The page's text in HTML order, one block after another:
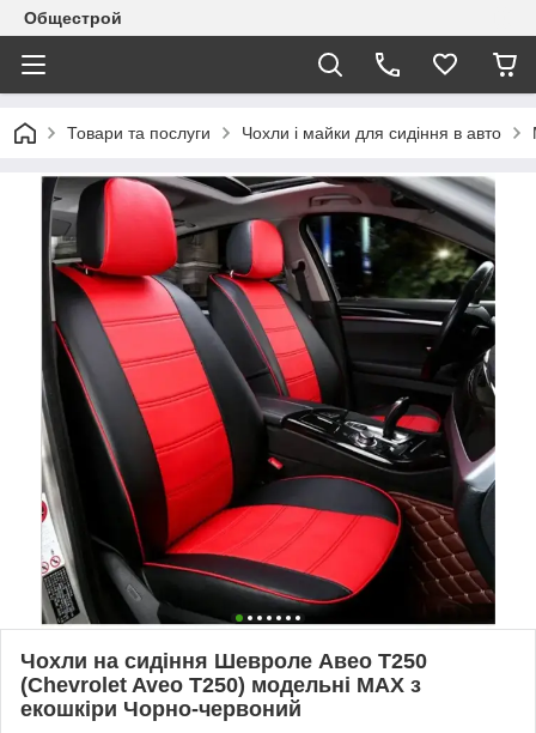
Общестрой
Товари та послуги Чохли і майки для сидіння в авто
Чохли на сидіння Шевроле Авео Т250
(Chevrolet Aveo T250) модельні MAX з
екошкіри Чорно-червоний